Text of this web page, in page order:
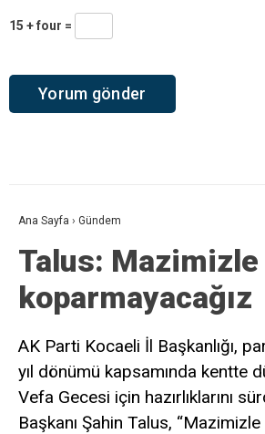
15 + four =
Ana Sayfa › Gündem
Talus: Mazimizle
koparmayacağız
AK Parti Kocaeli İl Başkanlığı,
yıl dönümü kapsamında kentte
Vefa Gecesi için hazırlıklarını
Başkanı Şahin Talus, “Mazimizle